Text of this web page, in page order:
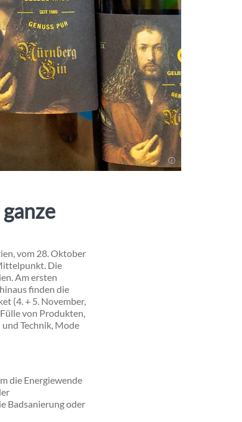
vom 28. Oktober
Die
Am ersten
finden die
(4. + 5. November,
von Produkten,
Technik, Mode
die Energiewende
Badsanierung oder